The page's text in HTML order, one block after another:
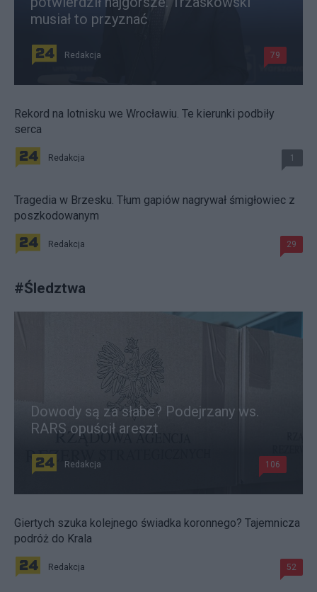
musiał to przyznać
Redakcja 79
Rekord na lotnisku we Wrocławiu. Te kierunki podbiły
serca
Redakcja 1
Tragedia w Brzesku. Tłum gapiów nagrywał śmigłowiec z
poszkodowanym
Redakcja 29
#Śledztwa
Dowody są za słabe? Podejrzany ws.
RARS opuścił areszt
Redakcja 106
Giertych szuka kolejnego świadka koronnego? Tajemnicza
podróż do Krala
Redakcja 52